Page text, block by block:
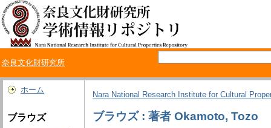
奈良文化財研究所
ホーム
ブラウズ
Nara National Research Institute for Cultural
ブラウズ : 著者 Okamoto, Tozo